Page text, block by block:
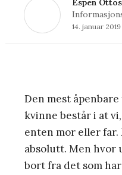
14. januar 2019
Den mest
kvinne består i at
enten mor eller
absolutt. Men hvor
bort fra det som